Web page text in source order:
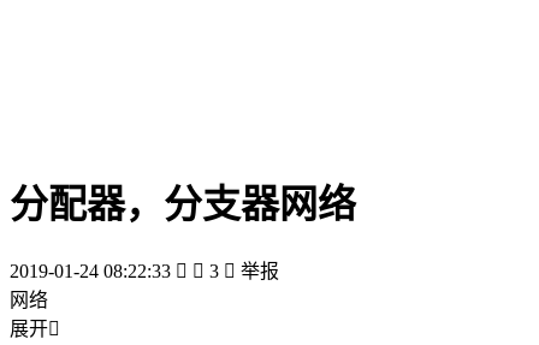
分配器，分支器网络
2019-01-24 08:22:33   3  举报
网络
展开